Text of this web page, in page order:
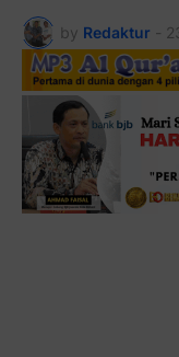
by Redaktur -